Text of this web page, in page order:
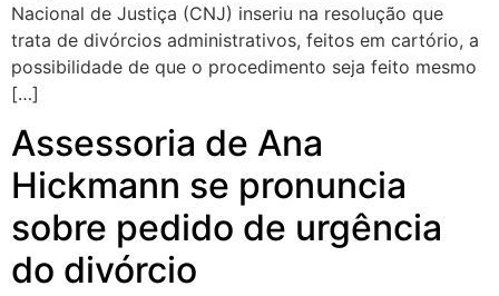
Nacional de Justiça (CNJ) inseriu na resolução que
trata de divórcios administrativos, feitos em cartório, a
possibilidade de que o procedimento seja feito mesmo
[…]
Assessoria de Ana
Hickmann se pronuncia
sobre pedido de urgência
do divórcio